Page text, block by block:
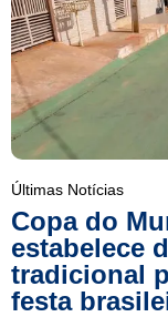
Últimas Notícias
Copa do
estabelece
tradicional
festa